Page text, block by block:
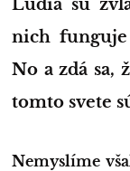
Ľudia sú zvláštne stvorenia. Väčšinou to u
nich
No a zdá sa,
tomto svete
Nemyslíme